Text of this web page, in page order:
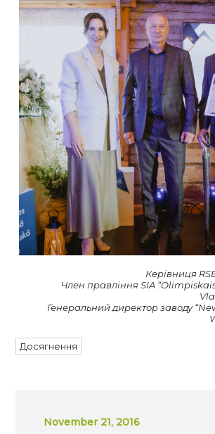
Керівниця
Член правління SIA
Генеральний директор заводу
Досягнення
November 21, 2016